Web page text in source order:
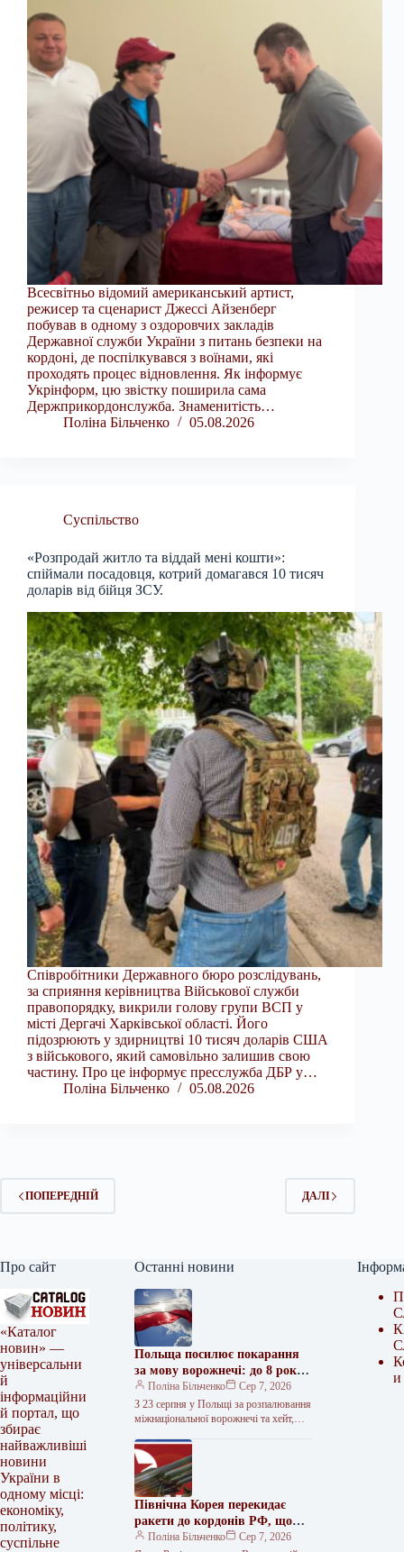
Всесвітньо відомий американський артист,
режисер та сценарист Джессі Айзенберг
побував в одному з оздоровчих закладів
Державної служби України з питань безпеки на
кордоні, де поспілкувався з воїнами, які
проходять процес відновлення. Як інформує
Укрінформ, цю звістку поширила сама
Держприкордонслужба. Знаменитість…
Поліна Більченко
05.08.2026
Суспільство
«Розпродай житло та віддай мені кошти»:
спіймали посадовця, котрий домагався 10 тисяч
доларів від бійця ЗСУ.
Співробітники Державного бюро розслідувань,
за сприяння керівництва Військової служби
правопорядку, викрили голову групи ВСП у
місті Дергачі Харківської області. Його
підозрюють у здирництві 10 тисяч доларів США
з військового, який самовільно залишив свою
частину. Про це інформує пресслужба ДБР у…
Поліна Більченко
05.08.2026
ПОПЕРЕДНІЙ ДАЛІ
Про сайт
«Каталог
новин» —
універсальни
й
інформаційни
й портал, що
збирає
найважливіші
новини
України в
одному місці:
економіку,
політику,
суспільне
Останні новини
Польща посилює покарання
за мову ворожнечі: до 8 років
за ґрати
Поліна Більченко
Сер 7, 2026
З 23 серпня у Польщі за розпалювання
міжнаціональної ворожнечі та хейт,
до 8 років в’язниці Зміни…
Північна Корея перекидає
ракети до кордонів РФ, що
несе нові загрози для України
Поліна Більченко
Сер 7, 2026
и